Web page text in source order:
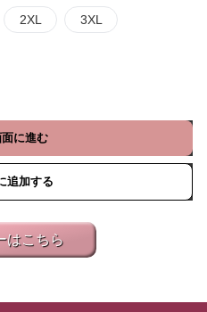
2XL 3XL
に進む
追加する
はこちら